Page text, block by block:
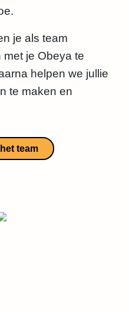
je als team
je Obeya te
helpen we jullie
te maken en
team